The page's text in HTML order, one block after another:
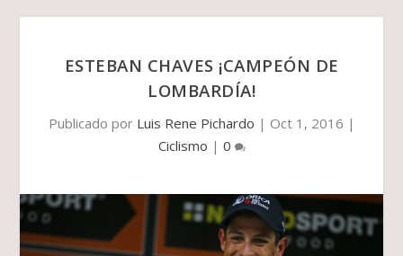
ESTEBAN CHAVES ¡CAMPEÓN DE
LOMBARDÍA!
Publicado por Luis Rene Pichardo | Oct 1, 2016 |
Ciclismo | 0